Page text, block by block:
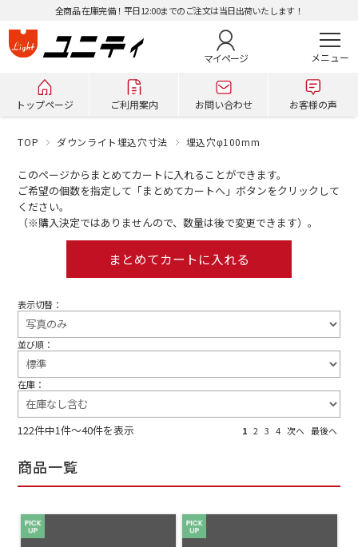
全商品 在庫完備！平日12:00までのご注文は当日出荷いたします！
マイページ
トップページ ご利用案内 お問い合わせ お客様の声
TOP ダウンライト埋込穴寸法 埋込穴φ100mm
このページからまとめてカートに入れることができます。
ご希望の個数を指定して「まとめてカートへ」ボタンをクリックして
ください。
（※購入決定ではありませんので、数量は後で変更できます）。
表示切替：
並び順：
在庫：
122件中1件～40件を表示 1 2 3 4 次へ 最後へ
商品一覧